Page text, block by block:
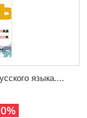
языка....